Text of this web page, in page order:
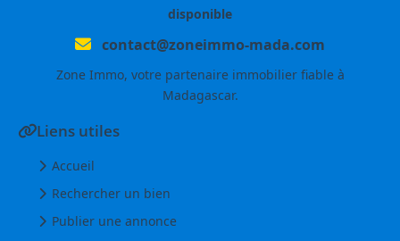
disponible
contact@zoneimmo-mada.com
Zone Immo, votre partenaire immobilier fiable à
Madagascar.
Liens utiles
Accueil
Rechercher un bien
Publier une annonce